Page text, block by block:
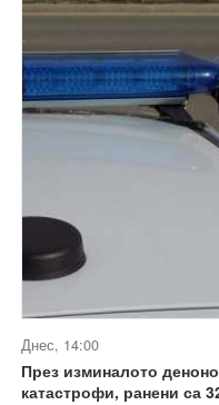
Днес, 14:00
През изминалото
катастрофи, ранени са